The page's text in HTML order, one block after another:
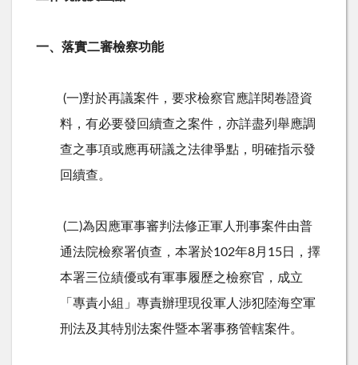
一、落實二審檢察功能
(一)對於再議案件，要求檢察官應詳閱卷證資
料，有必要發回續查之案件，亦詳盡列舉應調
查之事項或應再研議之法律爭點，明確指示發
回續查。
(二)為因應軍事審判法修正軍人刑事案件由普
通法院檢察署偵查，本署於102年8月15日，擇
本署三位績優或有軍事履歷之檢察官，成立
「專責小組」專責辦理現役軍人涉犯陸海空軍
刑法及其特別法案件暨本署事務管轄案件。